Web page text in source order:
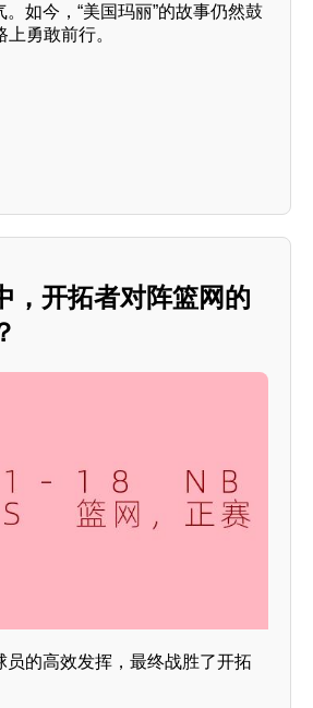
如今，“美国玛丽”的故事仍然鼓
勇敢前行。
，开拓者对阵篮网的
的高效发挥，最终战胜了开拓